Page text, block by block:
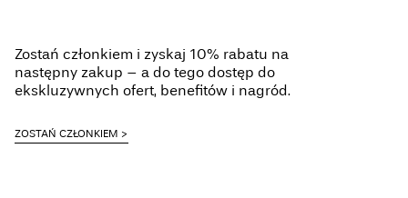
Zostań członkiem i zyskaj 10% rabatu na
następny zakup – a do tego dostęp do
ekskluzywnych ofert, benefitów i nagród.
ZOSTAŃ CZŁONKIEM